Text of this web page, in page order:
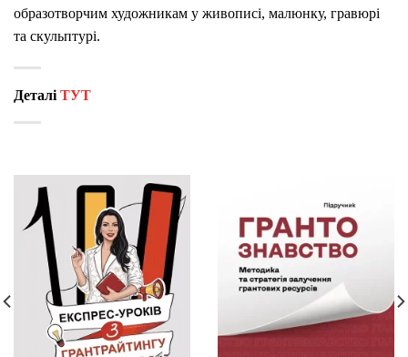
образотворчим художникам у живописі, малюнку, гравюрі
та скульптурі.
Деталі ТУТ